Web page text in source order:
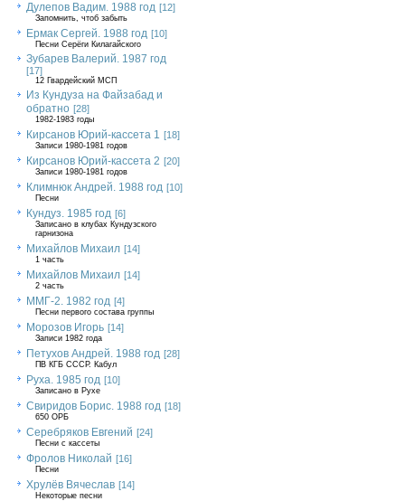
Дулепов Вадим. 1988 год [12]
Запомнить, чтоб забыть
Ермак Сергей. 1988 год [10]
Песни Серёги Килагайского
Зубарев Валерий. 1987 год
[17]
12 Гвардейский МСП
Из Кундуза на Файзабад и
обратно [28]
1982-1983 годы
Кирсанов Юрий-кассета 1 [18]
Записи 1980-1981 годов
Кирсанов Юрий-кассета 2 [20]
Записи 1980-1981 годов
Климнюк Андрей. 1988 год [10]
Песни
Кундуз. 1985 год [6]
Записано в клубах Кундузского
гарнизона
Михайлов Михаил [14]
1 часть
Михайлов Михаил [14]
2 часть
ММГ-2. 1982 год [4]
Песни первого состава группы
Морозов Игорь [14]
Записи 1982 года
Петухов Андрей. 1988 год [28]
ПВ КГБ СССР. Кабул
Руха. 1985 год [10]
Записано в Рухе
Свиридов Борис. 1988 год [18]
650 ОРБ
Серебряков Евгений [24]
Песни с кассеты
Фролов Николай [16]
Песни
Хрулёв Вячеслав [14]
Некоторые песни